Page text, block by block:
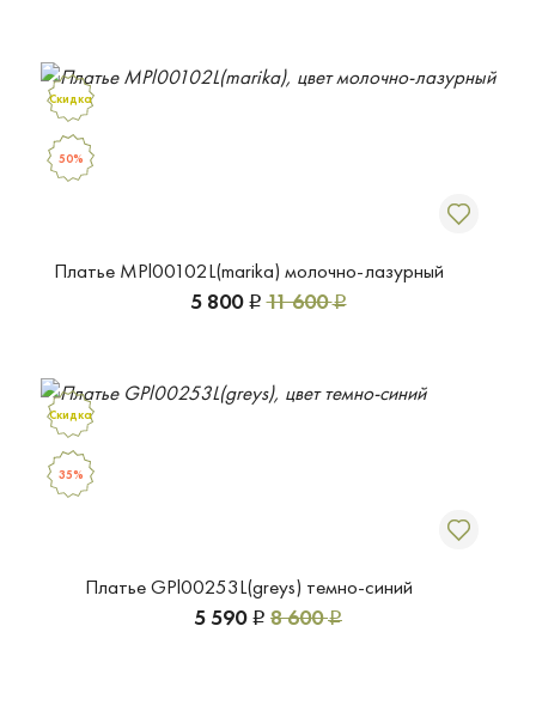
Платье MPl00102L(marika) молочно-лазурный
5 800 Р 11 600Р
Скидка
50%
Платье GPl00253L(greys) темно-синий
5 590 Р 8 600Р
Скидка
35%